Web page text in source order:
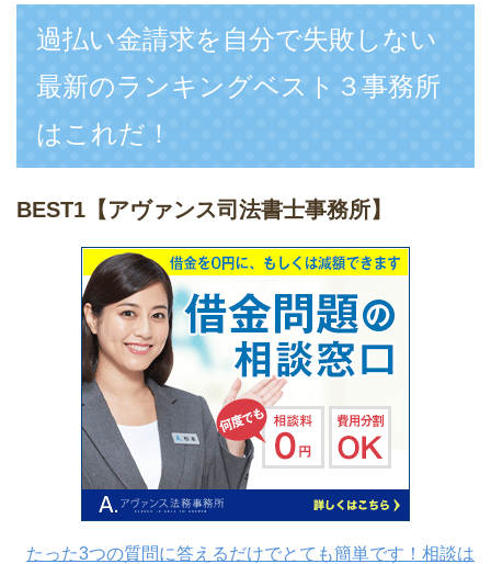
過払い金請求を自分で失敗しない
最新のランキングベスト３事務所
はこれだ！
BEST1 【アヴァンス司法書士事務所】
たった3つの質問に答えるだけでとても簡単です！相談は